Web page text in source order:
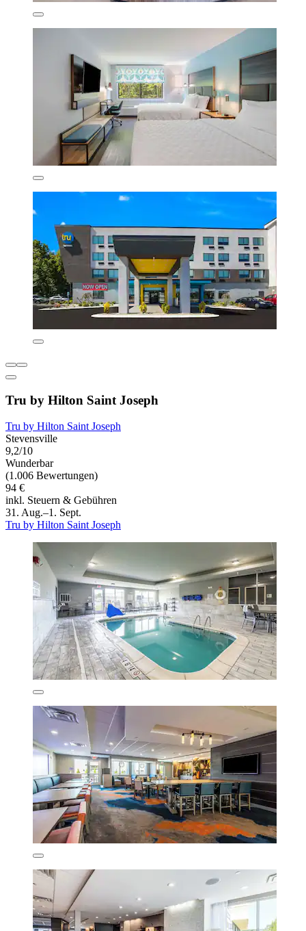
Tru by Hilton Saint Joseph
Tru by Hilton Saint Joseph
Stevensville
9,2/10
Wunderbar
(1.006 Bewertungen)
94 €
inkl. Steuern & Gebühren
31. Aug.–1. Sept.
Tru by Hilton Saint Joseph